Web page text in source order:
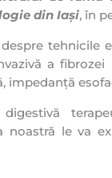
din Iași, în
tehnicile
a
impedanță
noastră le va